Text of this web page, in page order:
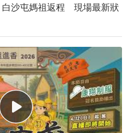
白沙屯媽祖返程 現場最新狀